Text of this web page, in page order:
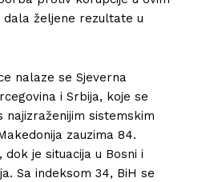
dala željene rezultate u
nalaze se Sjeverna
i Srbija, koje se
sistemskim
zauzima 84.
je situacija u Bosni i
Sa indeksom 34, BiH se